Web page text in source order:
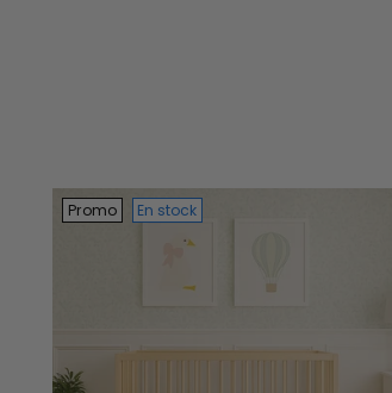
Promo En stock